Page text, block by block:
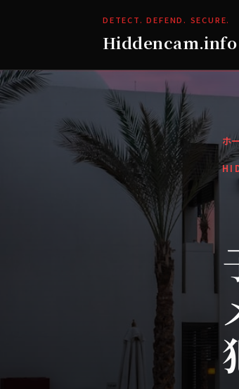
DETECT. DEFEND. SECURE.
Hiddencam.info
ホ